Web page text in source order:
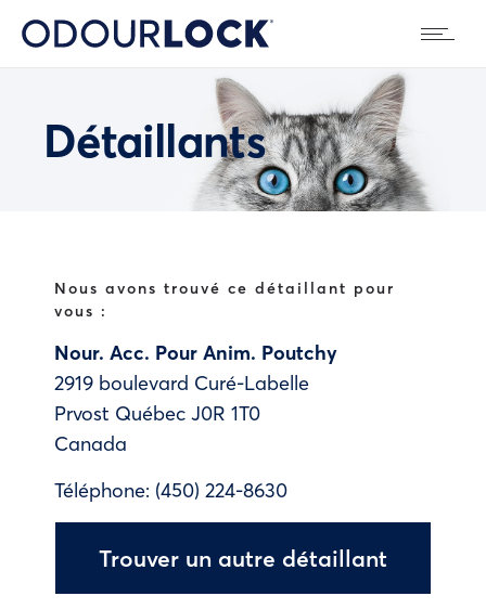
Détaillants
Nous avons trouvé ce détaillant pour
vous :
Nour. Acc. Pour Anim. Poutchy
2919 boulevard Curé-Labelle
Prvost Québec J0R 1T0
Canada
Téléphone: (450) 224-8630
Trouver un autre détaillant